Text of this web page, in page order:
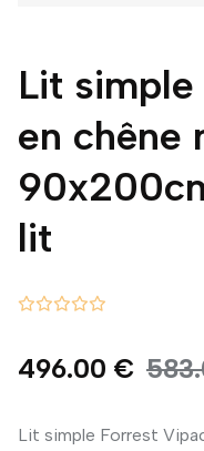
Lit
en chêne
lit
496.00 €
Lit simple Forrest